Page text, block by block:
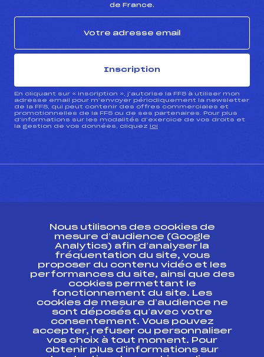
de France.
Inscription
En cliquant sur « inscription », j’autorise la FFS à utiliser mon
adresse email pour m’envoyer périodiquement la newsletter
de la FFS, qui peut contenir des offres commerciales et
promotionnelles de la FFS ou de ses partenaires. Pour plus
d’informations sur les modalités d’exercice de vos droits et
la gestion de vos données, cliquez ici
Ressources
Pass’Neige
Projet sportif fédéral
Projet de performance fédéral
Antidopage
Pôle Développement, Formation, Suivi
Scientifique
Listes ministérielles
Nous utilisons des cookies de
mesure d’audience (Google
Analytics) afin d’analyser la
fréquentation du site, vous
proposer du contenu vidéo et les
performances du site, ainsi que des
cookies permettant le
fonctionnement du site. Les
cookies de mesure d’audience ne
sont déposés qu’avec votre
consentement. Vous pouvez
accepter, refuser ou personnaliser
vos choix à tout moment. Pour
obtenir plus d'informations sur